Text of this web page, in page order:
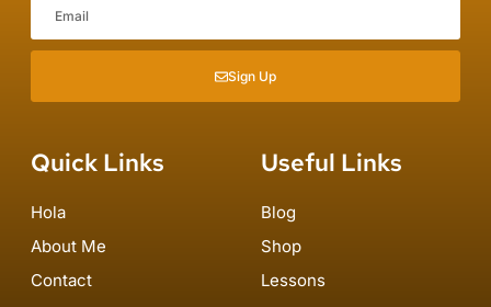
Sign Up
Quick Links
Hola
About Me
Contact
Useful Links
Blog
Shop
Lessons